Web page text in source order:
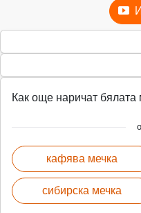
Как още наричат бялата
кафява мечка
сибирска мечка